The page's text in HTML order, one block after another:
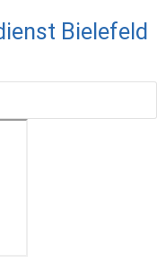
Bielefeld